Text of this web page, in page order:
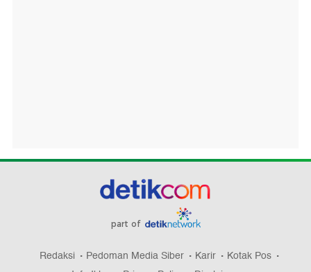
part of
Redaksi Pedoman Media Siber Karir
Kotak Pos